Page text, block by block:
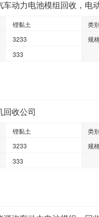
锂黏土
类
3233
规
333
回收公司
锂黏土
类
3233
规
333